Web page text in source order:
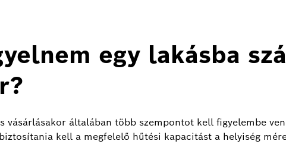
egy lakásba
vásárlásakor általában több szempontot kell figyelembe
kell a megfelelő hűtési kapacitást a helyiség